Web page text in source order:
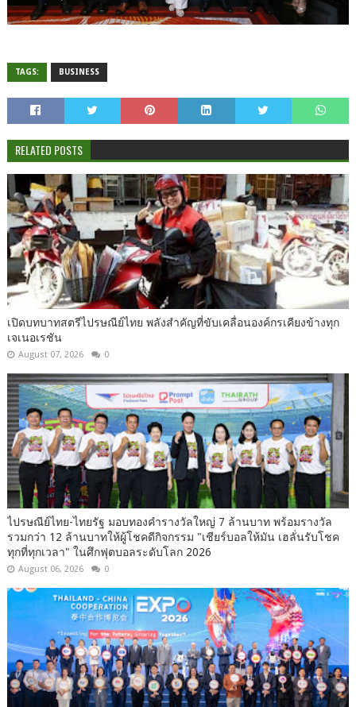
TAGS: BUSINESS
RELATED POSTS
เปิดบทบาทสตรีไปรษณีย์ไทย พลังสำคัญที่ขับเคลื่อนองค์กรเคียงข้างทุก
เจเนอเรชัน
August 07, 2026 0
ไปรษณีย์ไทย-ไทยรัฐ มอบทองคำรางวัลใหญ่ 7 ล้านบาท พร้อมรางวัล
รวมกว่า 12 ล้านบาทให้ผู้โชคดีกิจกรรม "เชียร์บอลให้มัน เฮลั่นรับโชค
ทุกที่ทุกเวลา" ในศึกฟุตบอลระดับโลก 2026
August 06, 2026 0